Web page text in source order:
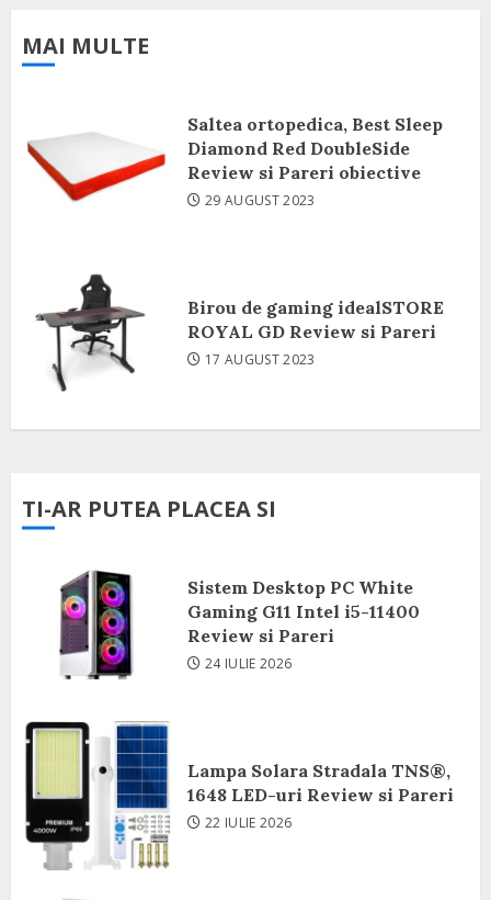
MAI MULTE
Saltea ortopedica, Best Sleep
Diamond Red DoubleSide
Review si Pareri obiective
29 AUGUST 2023
Birou de gaming idealSTORE
ROYAL GD Review si Pareri
17 AUGUST 2023
TI-AR PUTEA PLACEA SI
Sistem Desktop PC White
Gaming G11 Intel i5-11400
Review si Pareri
24 IULIE 2026
Lampa Solara Stradala TNS®,
1648 LED-uri Review si Pareri
22 IULIE 2026